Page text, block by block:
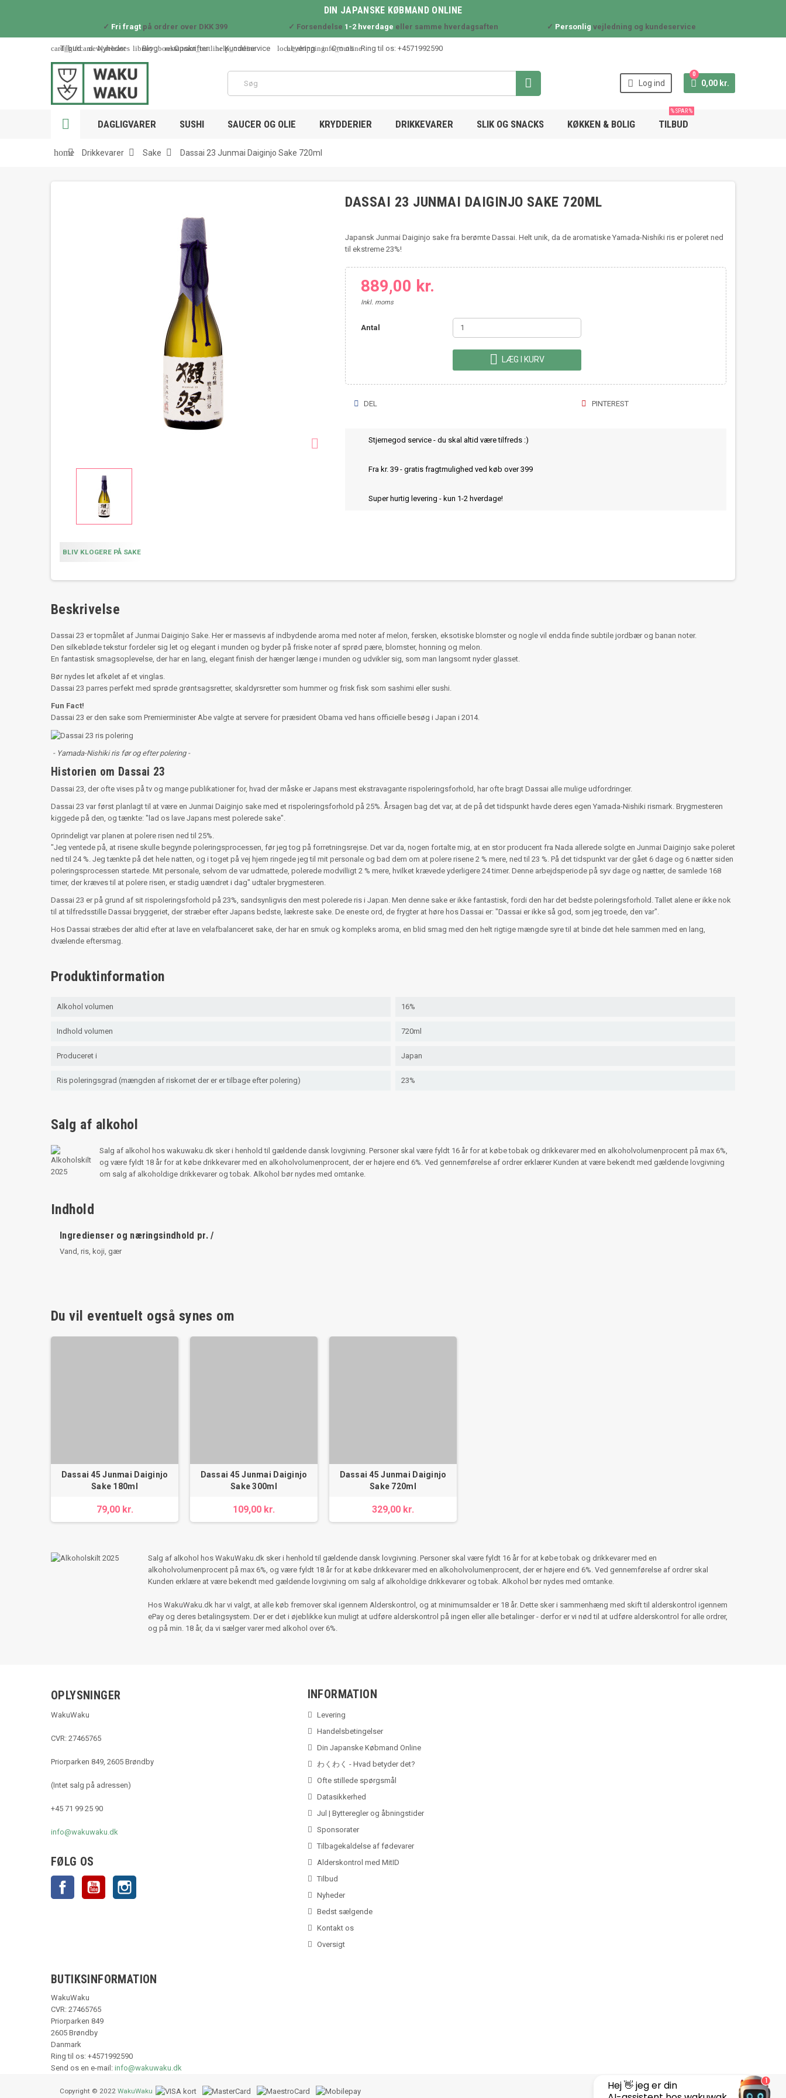
DIN JAPANSKE KØBMAND ONLINE
✓ Fri fragtpå ordrer over DKK 399 ✓ Forsendelse 1-2 hverdage eller samme hverdagsaften ✓ Personlig vejledning og kundeservice
card_giftcard
Tilbud new_releases
Nyheder library_books
Blog restaurant_outline
Opskrifter help_outline
Kundeservice local_shipping
Levering info_outline
Om os Ring til os: +4571992590
  Log ind  0,00 kr.
0
 DAGLIGVARER SUSHI SAUCER OG OLIE KRYDDERIER DRIKKEVARER SLIK OG SNACKS KØKKEN & BOLIG TILBUD
% SPAR %
home
 Drikkevarer  Sake  Dassai 23 Junmai Daiginjo Sake 720ml

BLIV KLOGERE PÅ SAKE
DASSAI 23 JUNMAI DAIGINJO SAKE 720ML
Japansk Junmai Daiginjo sake fra berømte Dassai. Helt unik, da de aromatiske Yamada-Nishiki ris er poleret ned
til ekstreme 23%!
889,00 kr.
Inkl. moms
Antal
 LÆG I KURV
DEL PINTEREST
Stjernegod service - du skal altid være tilfreds :)
Fra kr. 39 - gratis fragtmulighed ved køb over 399
Super hurtig levering - kun 1-2 hverdage!
Beskrivelse
Dassai 23 er topmålet af Junmai Daiginjo Sake. Her er massevis af indbydende aroma med noter af melon, fersken, eksotiske blomster og nogle vil endda finde subtile jordbær og banan noter.
Den silkebløde tekstur fordeler sig let og elegant i munden og byder på friske noter af sprød pære, blomster, honning og melon.
En fantastisk smagsoplevelse, der har en lang, elegant finish der hænger længe i munden og udvikler sig, som man langsomt nyder glasset.
Bør nydes let afkølet af et vinglas.
Dassai 23 parres perfekt med sprøde grøntsagsretter, skaldyrsretter som hummer og frisk fisk som sashimi eller sushi.
Fun Fact!
Dassai 23 er den sake som Premierminister Abe valgte at servere for præsident Obama ved hans officielle besøg i Japan i 2014.
- Yamada-Nishiki ris før og efter polering -
Historien om Dassai 23
Dassai 23, der ofte vises på tv og mange publikationer for, hvad der måske er Japans mest ekstravagante rispoleringsforhold, har ofte bragt Dassai alle mulige udfordringer.
Dassai 23 var først planlagt til at være en Junmai Daiginjo sake med et rispoleringsforhold på 25%. Årsagen bag det var, at de på det tidspunkt havde deres egen Yamada-Nishiki rismark. Brygmesteren
kiggede på den, og tænkte: "lad os lave Japans mest polerede sake".
Oprindeligt var planen at polere risen ned til 25%.
"Jeg ventede på, at risene skulle begynde poleringsprocessen, før jeg tog på forretningsrejse. Det var da, nogen fortalte mig, at en stor producent fra Nada allerede solgte en Junmai Daiginjo sake poleret
ned til 24 %. Jeg tænkte på det hele natten, og i toget på vej hjem ringede jeg til mit personale og bad dem om at polere risene 2 % mere, ned til 23 %. På det tidspunkt var der gået 6 dage og 6 nætter siden
poleringsprocessen startede. Mit personale, selvom de var udmattede, polerede modvilligt 2 % mere, hvilket krævede yderligere 24 timer. Denne arbejdsperiode på syv dage og nætter, de samlede 168
timer, der kræves til at polere risen, er stadig uændret i dag" udtaler brygmesteren.
Dassai 23 er på grund af sit rispoleringsforhold på 23%, sandsynligvis den mest polerede ris i Japan. Men denne sake er ikke fantastisk, fordi den har det bedste poleringsforhold. Tallet alene er ikke nok
til at tilfredsstille Dassai bryggeriet, der stræber efter Japans bedste, lækreste sake. De eneste ord, de frygter at høre hos Dassai er: "Dassai er ikke så god, som jeg troede, den var".
Hos Dassai stræbes der altid efter at lave en velafbalanceret sake, der har en smuk og kompleks aroma, en blid smag med den helt rigtige mængde syre til at binde det hele sammen med en lang,
dvælende eftersmag.
Produktinformation
Alkohol volumen 16%
Indhold volumen 720ml
Produceret i Japan
Ris poleringsgrad (mængden af riskornet der er er tilbage efter polering) 23%
Salg af alkohol
Salg af alkohol hos wakuwaku.dk sker i henhold til gældende dansk lovgivning. Personer skal være fyldt 16 år for at købe tobak og drikkevarer med en alkoholvolumenprocent på max 6%,
og være fyldt 18 år for at købe drikkevarer med en alkoholvolumenprocent, der er højere end 6%. Ved gennemførelse af ordrer erklærer Kunden at være bekendt med gældende lovgivning
om salg af alkoholdige drikkevarer og tobak. Alkohol bør nydes med omtanke.
Indhold
Ingredienser og næringsindhold pr. /
Vand, ris, koji, gær
Du vil eventuelt også synes om
Dassai 45 Junmai Daiginjo
Sake 180ml
79,00 kr.
Dassai 45 Junmai Daiginjo
Sake 300ml
109,00 kr.
Dassai 45 Junmai Daiginjo
Sake 720ml
329,00 kr.
Salg af alkohol hos WakuWaku.dk sker i henhold til gældende dansk lovgivning. Personer skal være fyldt 16 år for at købe tobak og drikkevarer med en
alkoholvolumenprocent på max 6%, og være fyldt 18 år for at købe drikkevarer med en alkoholvolumenprocent, der er højere end 6%. Ved gennemførelse af ordrer skal
Kunden erklære at være bekendt med gældende lovgivning om salg af alkoholdige drikkevarer og tobak. Alkohol bør nydes med omtanke.
Hos WakuWaku.dk har vi valgt, at alle køb fremover skal igennem Alderskontrol, og at minimumsalder er 18 år. Dette sker i sammenhæng med skift til alderskontrol igennem
ePay og deres betalingsystem. Der er det i øjeblikke kun muligt at udføre alderskontrol på ingen eller alle betalinger - derfor er vi nød til at udføre alderskontrol for alle ordrer,
og på min. 18 år, da vi sælger varer med alkohol over 6%.
OPLYSNINGER
WakuWaku
CVR: 27465765
Priorparken 849, 2605 Brøndby
(Intet salg på adressen)
+45 71 99 25 90
info@wakuwaku.dk
FØLG OS
Facebook YouTube
INFORMATION
Levering
Handelsbetingelser
Din Japanske Købmand Online
わくわく - Hvad betyder det?
Ofte stillede spørgsmål
Datasikkerhed
Jul | Bytteregler og åbningstider
Sponsorater
Tilbagekaldelse af fødevarer
Alderskontrol med MitID
Tilbud
Nyheder
Bedst sælgende
Kontakt os
Oversigt
BUTIKSINFORMATION
WakuWaku
CVR: 27465765
Priorparken 849
2605 Brøndby
Danmark
Ring til os: +4571992590
Send os en e-mail: info@wakuwaku.dk
Copyright © 2022 WakuWaku
Hej 👋 jeg er din
1